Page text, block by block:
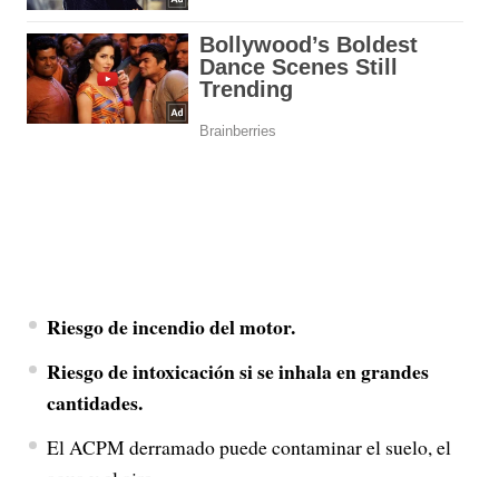
Riesgo de incendio del motor.
Riesgo de intoxicación si se inhala en grandes
cantidades.
El ACPM derramado puede contaminar el suelo, el